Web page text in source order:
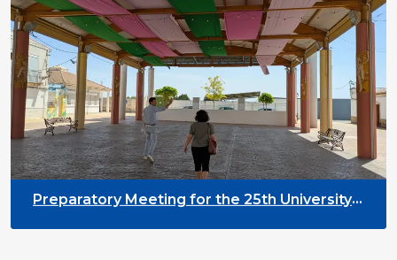
Preparatory Meeting for the 25th University